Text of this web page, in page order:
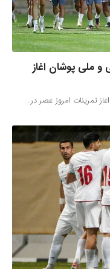
و ملی پوشان اغاز
تمرینات امروز عصر در…